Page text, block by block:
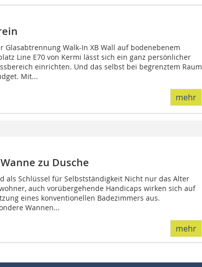
Glasabtrennung Walk-In XB Wall auf bodenebenem
Line E70 von Kermi lässt sich ein ganz persönlicher
einrichten. Und das selbst bei begrenztem Raum
Mit...
mehr
zu Dusche
als Schlüssel für Selbstständigkeit Nicht nur das Alter
auch vorübergehende Handicaps wirken sich auf
eines konventionellen Badezimmers aus.
Wannen...
mehr